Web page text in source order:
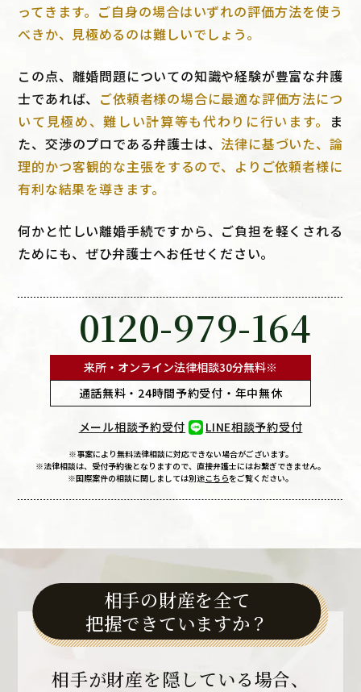
ってきます。ご自身の場合はいずれの評価方法を使う
べきか、見極めるのは難しいでしょう。
この点、離婚問題についての知識や経験が豊富な弁護
士であれば、 ご依頼者様の場合に最適な評価方法につ
いて見極め、難しい計算等も代わりに行います。
ま
た、交渉のプロである弁護士は、 法律に基づいた、論
理的かつ客観的な主張をするので、よりご依頼者様に
有利な結果を導きます。
何かと忙しい離婚手続ですから、ご負担を軽くされる
ためにも、ぜひ弁護士へお任せください。
0120-979-164
来所・オンライン法律相談30分無料※
通話無料・24時間予約受付・年中無休
メール相談予約受付 LINE相談予約受付
※事案により無料法律相談に対応できない場合がございます。
※法律相談は、受付予約後となりますので、 直接弁護士にはお繋ぎできません。
※国際案件の相談に関しましては別途こちらをご覧ください。
相手の財産を全て
把握できていますか？
相手が財産を隠している場合、